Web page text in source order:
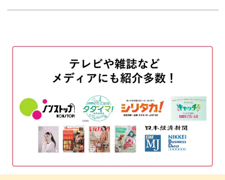
眺めているだけで気分があがる、特別な一着が完成しま
裁縫技術のスキルアップに
小さいドール服作りには、細かな作業がたくさんありま
す。